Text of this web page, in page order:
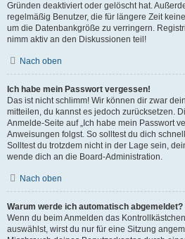
Gründen deaktiviert oder gelöscht hat.
regelmäßig Benutzer, die für längere Zeit
um die Datenbankgröße zu verringern.
nimm aktiv an den Diskussionen teil!
Nach oben
Ich habe mein Passwort vergessen!
Das ist nicht schlimm! Wir können dir zwar
mitteilen, du kannst es jedoch zurücksetzen.
Anmelde-Seite auf „Ich habe mein Passwort
Anweisungen folgst. So solltest du dich
Solltest du trotzdem nicht in der Lage sein,
wende dich an die Board-Administration.
Nach oben
Warum werde ich automatisch abgemeldet?
Wenn du beim Anmelden das
auswählst, wirst du nur für eine Sitzung